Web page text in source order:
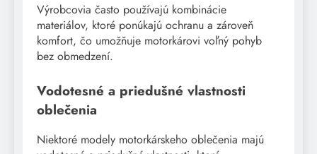
Výrobcovia často používajú kombinácie
materiálov, ktoré ponúkajú ochranu a zároveň
komfort, čo umožňuje motorkárovi voľný pohyb
bez obmedzení.
Vodotesné a priedušné vlastnosti
oblečenia
Niektoré modely motorkárskeho oblečenia majú